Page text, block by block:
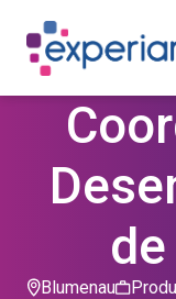
Blumenau